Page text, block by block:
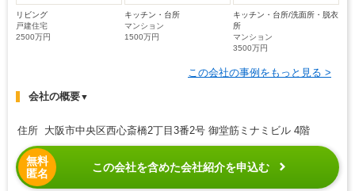
リビング
戸建住宅
2500万円
キッチン・台所
マンション
1500万円
キッチン・台所/洗面所・脱衣
所
マンション
3500万円
この会社の事例をもっと見る >
会社の概要▼
住所 大阪市中央区西心斎橋2丁目3番2号 御堂筋ミナミビル 4階
無料
匿名
この会社を含めた会社紹介を申込む